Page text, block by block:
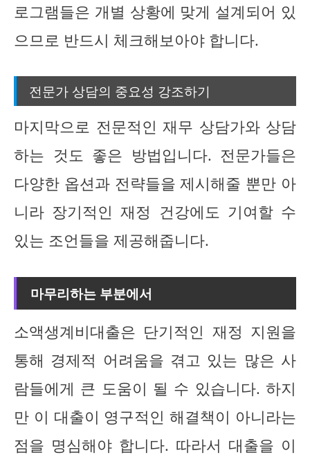
로그램들은 개별 상황에 맞게 설계되어 있
으므로 반드시 체크해보아야 합니다.
전문가 상담의 중요성 강조하기
마지막으로 전문적인 재무 상담가와 상담
하는 것도 좋은 방법입니다. 전문가들은
다양한 옵션과 전략들을 제시해줄 뿐만 아
니라 장기적인 재정 건강에도 기여할 수
있는 조언들을 제공해줍니다.
마무리하는 부분에서
소액생계비대출은 단기적인 재정 지원을
통해 경제적 어려움을 겪고 있는 많은 사
람들에게 큰 도움이 될 수 있습니다. 하지
만 이 대출이 영구적인 해결책이 아니라는
점을 명심해야 합니다. 따라서 대출을 이